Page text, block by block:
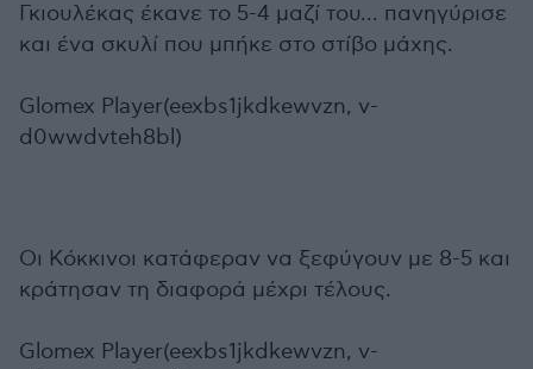
Γκιουλέκας έκανε το 5-4 μαζί του... πανηγύρισε
και ένα σκυλί που μπήκε στο στίβο μάχης.
Glomex Player(eexbs1jkdkewvzn, v-
d0wwdvteh8bl)
Οι Κόκκινοι κατάφεραν να ξεφύγουν με 8-5 και
κράτησαν τη διαφορά μέχρι τέλους.
Glomex Player(eexbs1jkdkewvzn, v-